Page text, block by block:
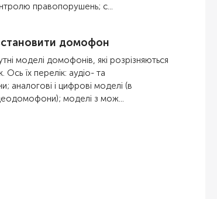
правопорушень; с...
домофон
моделі домофонів, які розрізняються
Ось їх перелік: аудіо- та
аналогові і цифрові моделі (в
моделі з мож...